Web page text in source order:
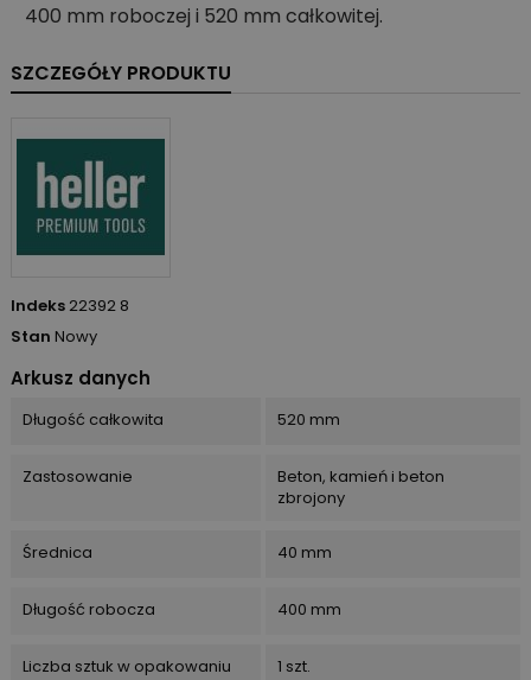
400 mm roboczej i 520 mm całkowitej.
SZCZEGÓŁY PRODUKTU
Indeks 22392 8
Stan Nowy
Arkusz danych
Długość całkowita 520 mm
Zastosowanie
Beton, kamień i beton
zbrojony
Średnica 40 mm
Długość robocza 400 mm
Liczba sztuk w opakowaniu 1 szt.